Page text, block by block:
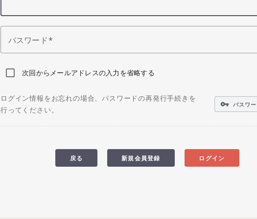
パスワード
次回からメールアドレスの入力を省略する
ログイン情報をお忘れの場合、パスワードの再発行手続きを
行ってください。
vpn_key パスワ
ログイン
新規会員登録
戻る